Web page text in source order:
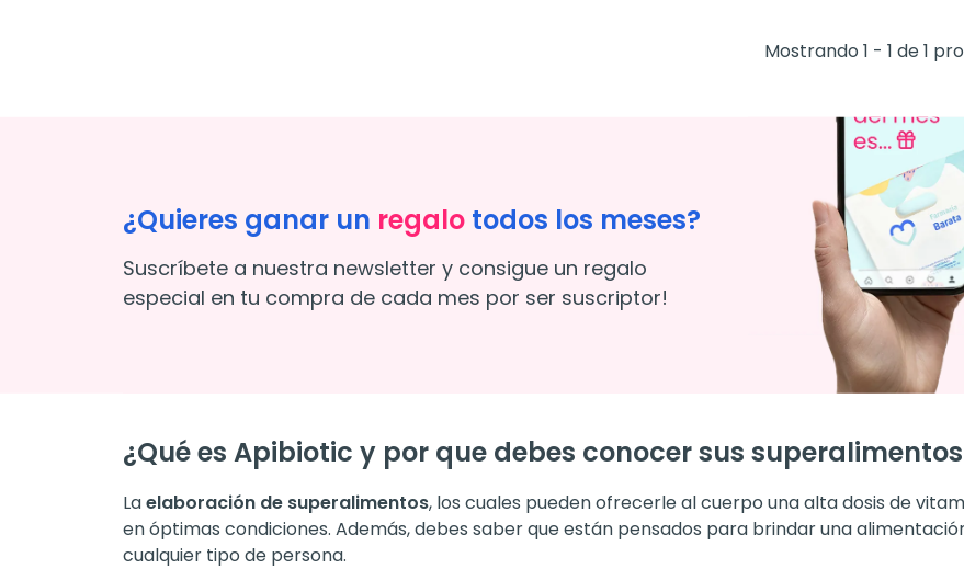
Mostrando 1 - 1 de 1
¿Quieres ganar un regalo todos los meses?
Suscríbete a nuestra newsletter y consigue un regalo
especial en tu compra de cada mes por ser suscriptor!
¿Qué es Apibiotic y por que debes conocer sus
Laelaboración de superalimentos, los cuales pueden ofrecerle al cuerpo una alta dosis de
en óptimas condiciones. Además, debes saber que están pensados para brindar una
cualquier tipo de persona.